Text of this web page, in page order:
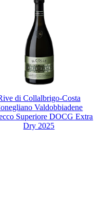
di Collalbrigo-Costa
Valdobbiadene
Superiore DOCG Extra
Dry 2025